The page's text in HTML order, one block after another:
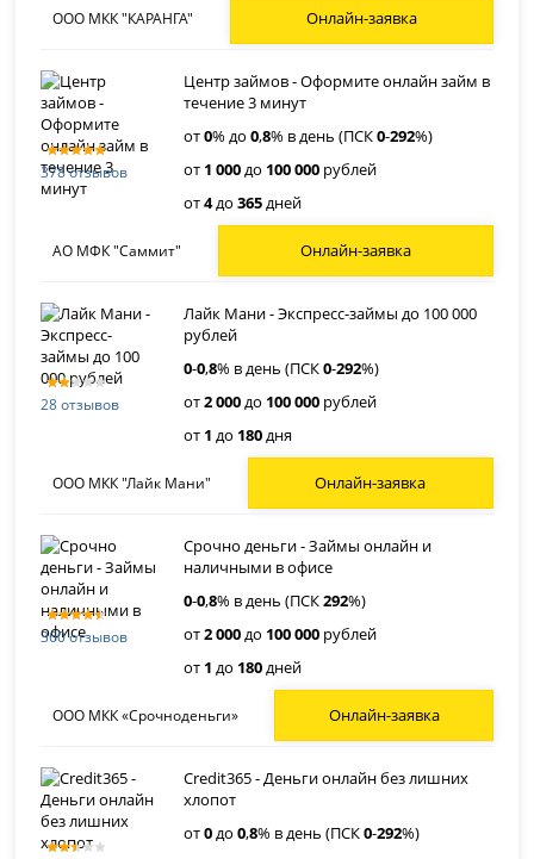
ООО МКК "КАРАНГА" Онлайн-заявка
378 отзывов
Центр займов - Оформите онлайн займ в
течение 3 минут
от0% до0,8% в день (ПСК0-292%)
от 1 000до 100 000 рублей
от4до365дней
АО МФК "Саммит" Онлайн-заявка
28 отзывов
Лайк Мани - Экспресс-займы до 100 000
рублей
0-0,8% в день (ПСК0-292%)
от2 000до 100 000 рублей
от 1 до 180дня
ООО МКК "Лайк Мани" Онлайн-заявка
360 отзывов
Срочно деньги - Займы онлайн и
наличными в офисе
0-0,8% в день (ПСК292%)
от2 000до 100 000 рублей
от 1 до 180дней
ООО МКК «Срочноденьги» Онлайн-заявка
Credit365 - Деньги онлайн без лишних
хлопот
от0до0,8% в день (ПСК0-292%)